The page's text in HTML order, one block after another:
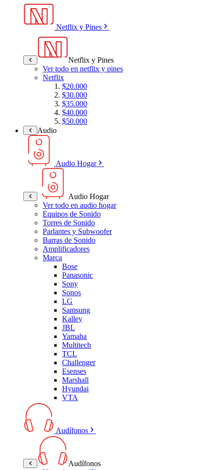
Netflix y Pines
Netflix y Pines
Ver todo en netflix y pines
Netflix
$20.000
$30.000
$35.000
$40.000
$50.000
Audio
Audio Hogar
Audio Hogar
Ver todo en audio hogar
Equipos de Sonido
Torres de Sonido
Parlantes y Subwoofer
Barras de Sonido
Amplificadores
Marca
Bose
Panasonic
Sony
Sonos
LG
Samsung
Kalley
JBL
Yamaha
Multitech
TCL
Challenger
Esenses
Marshall
Hyundai
VTA
Audífonos
Audífonos